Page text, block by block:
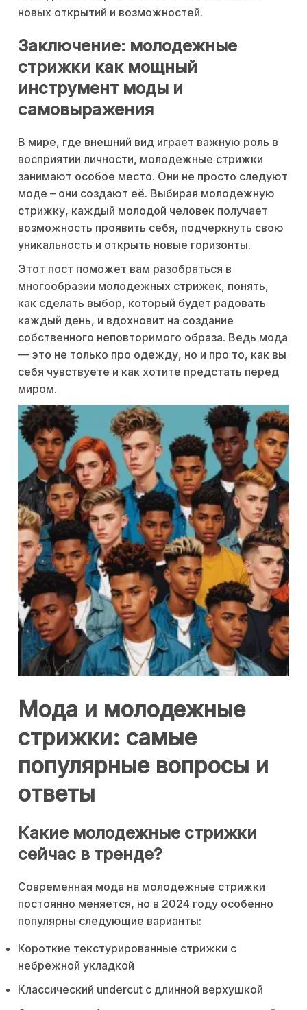
новых открытий и возможностей.
Заключение: молодежные
стрижки как мощный
инструмент моды и
самовыражения
В мире, где внешний вид играет важную роль в
восприятии личности, молодежные стрижки
занимают особое место. Они не просто следуют
моде – они создают её. Выбирая молодежную
стрижку, каждый молодой человек получает
возможность проявить себя, подчеркнуть свою
уникальность и открыть новые горизонты.
Этот пост поможет вам разобраться в
многообразии молодежных стрижек, понять,
как сделать выбор, который будет радовать
каждый день, и вдохновит на создание
собственного неповторимого образа. Ведь мода
— это не только про одежду, но и про то, как вы
себя чувствуете и как хотите предстать перед
миром.
Мода и молодежные
стрижки: самые
популярные вопросы и
ответы
Какие молодежные стрижки
сейчас в тренде?
Современная мода на молодежные стрижки
постоянно меняется, но в 2024 году особенно
популярны следующие варианты:
Короткие текстурированные стрижки с
небрежной укладкой
Классический undercut с длинной верхушкой